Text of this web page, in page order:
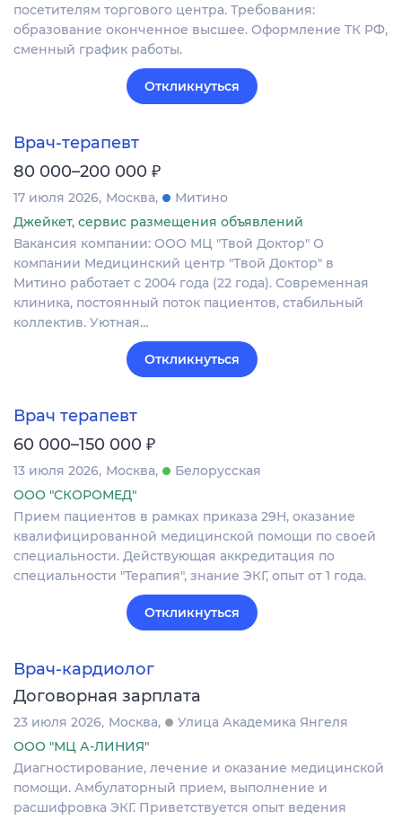
посетителям торгового центра. Требования:
образование оконченное высшее. Оформление ТК РФ,
сменный график работы.
Откликнуться
Врач-терапевт
80 000–200 000 ₽
17 июля 2026 Москва
Митино
Джейкет, сервис размещения объявлений
Вакансия компании: ООО МЦ "Твой Доктор" О
компании Медицинский центр "Твой Доктор" в
Митино работает с 2004 года (22 года). Современная
клиника, постоянный поток пациентов, стабильный
коллектив. Уютная…
Откликнуться
Врач терапевт
60 000–150 000 ₽
13 июля 2026 Москва
Белорусская
ООО "СКОРОМЕД"
Прием пациентов в рамках приказа 29Н, оказание
квалифицированной медицинской помощи по своей
специальности. Действующая аккредитация по
специальности "Терапия", знание ЭКГ, опыт от 1 года.
Откликнуться
Врач-кардиолог
Договорная зарплата
23 июля 2026 Москва
Улица Академика Янгеля
ООО "МЦ А-ЛИНИЯ"
Диагностирование, лечение и оказание медицинской
помощи. Амбулаторный прием, выполнение и
расшифровка ЭКГ. Приветствуется опыт ведения